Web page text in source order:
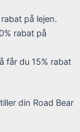
på lejen.
rabat på
får du 15% rabat
din Road Bear